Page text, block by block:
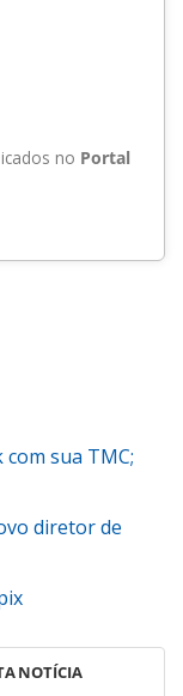
no Portal
sua TMC;
diretor de
NOTÍCIA